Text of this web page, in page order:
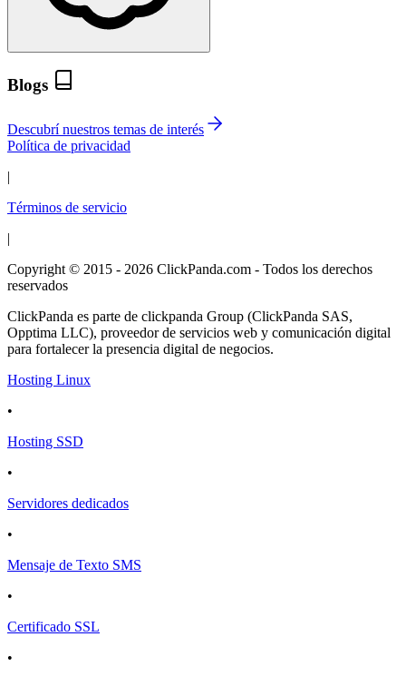
Blogs
Descubrí nuestros temas de interés
Política de privacidad
|
Términos de servicio
|
Copyright © 2015 - 2026 ClickPanda.com - Todos los derechos
reservados
ClickPanda es parte de clickpanda Group (ClickPanda SAS,
Opptima LLC), proveedor de servicios web y comunicación digital
para fortalecer la presencia digital de negocios.
Hosting Linux
•
Hosting SSD
•
Servidores dedicados
•
Mensaje de Texto SMS
•
Certificado SSL
•